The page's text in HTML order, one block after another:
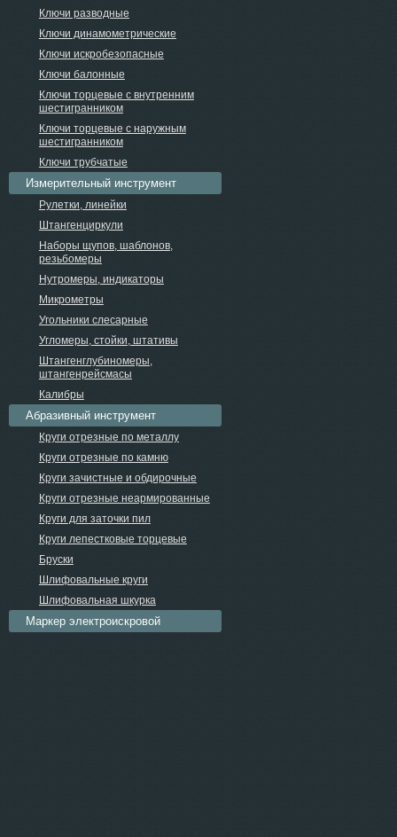
Ключи разводные
Ключи динамометрические
Ключи искробезопасные
Ключи балонные
Ключи торцевые с внутренним
шестигранником
Ключи торцевые с наружным
шестигранником
Ключи трубчатые
Измерительный инструмент
Рулетки, линейки
Штангенциркули
Наборы щупов, шаблонов,
резьбомеры
Нутромеры, индикаторы
Микрометры
Угольники слесарные
Угломеры, стойки, штативы
Штангенглубиномеры,
штангенрейсмасы
Калибры
Абразивный инструмент
Круги отрезные по металлу
Круги отрезные по камню
Круги зачистные и обдирочные
Круги отрезные неармированные
Круги для заточки пил
Круги лепестковые торцевые
Бруски
Шлифовальные круги
Шлифовальная шкурка
Маркер электроискровой